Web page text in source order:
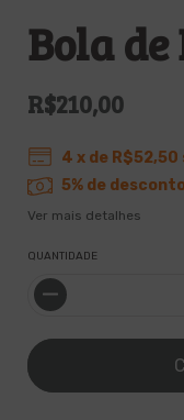
Bola
R$210,00
4 x de R$52,50
5% de
Ver mais detalhes
QUANTIDADE